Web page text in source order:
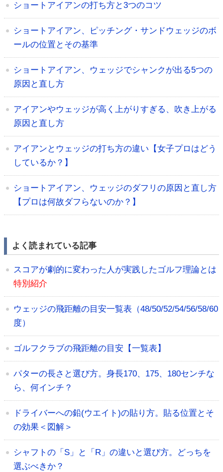
ショートアイアンの打ち方と3つのコツ
ショートアイアン、ピッチング・サンドウェッジのボ
ールの位置とその基準
ショートアイアン、ウェッジでシャンクが出る5つの
原因と直し方
アイアンやウェッジが高く上がりすぎる、吹き上がる
原因と直し方
アイアンとウェッジの打ち方の違い【女子プロはどう
しているか？】
ショートアイアン、ウェッジのダフリの原因と直し方
【プロは何故ダフらないのか？】
よく読まれている記事
スコアが劇的に変わった人が実践したゴルフ理論とは
特別紹介
ウェッジの飛距離の目安一覧表（48/50/52/54/56/58/60
度）
ゴルフクラブの飛距離の目安【一覧表】
パターの長さと選び方。身長170、175、180センチな
ら、何インチ？
ドライバーへの鉛(ウエイト)の貼り方。貼る位置とそ
の効果＜図解＞
シャフトの「S」と「R」の違いと選び方。どっちを
選ぶべきか？